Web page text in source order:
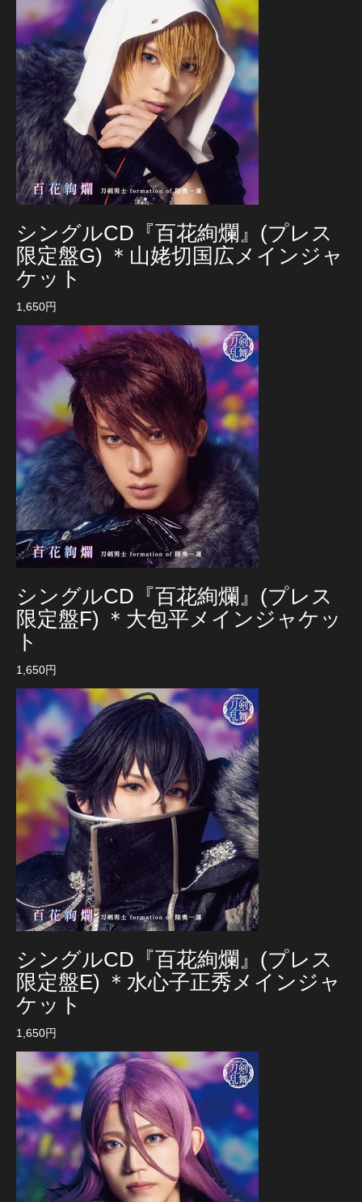
シングルCD『百花絢爛』(プレス
限定盤G) ＊山姥切国広メインジャ
ケット
1,650円
シングルCD『百花絢爛』(プレス
限定盤F) ＊大包平メインジャケッ
ト
1,650円
シングルCD『百花絢爛』(プレス
限定盤E) ＊水心子正秀メインジャ
ケット
1,650円